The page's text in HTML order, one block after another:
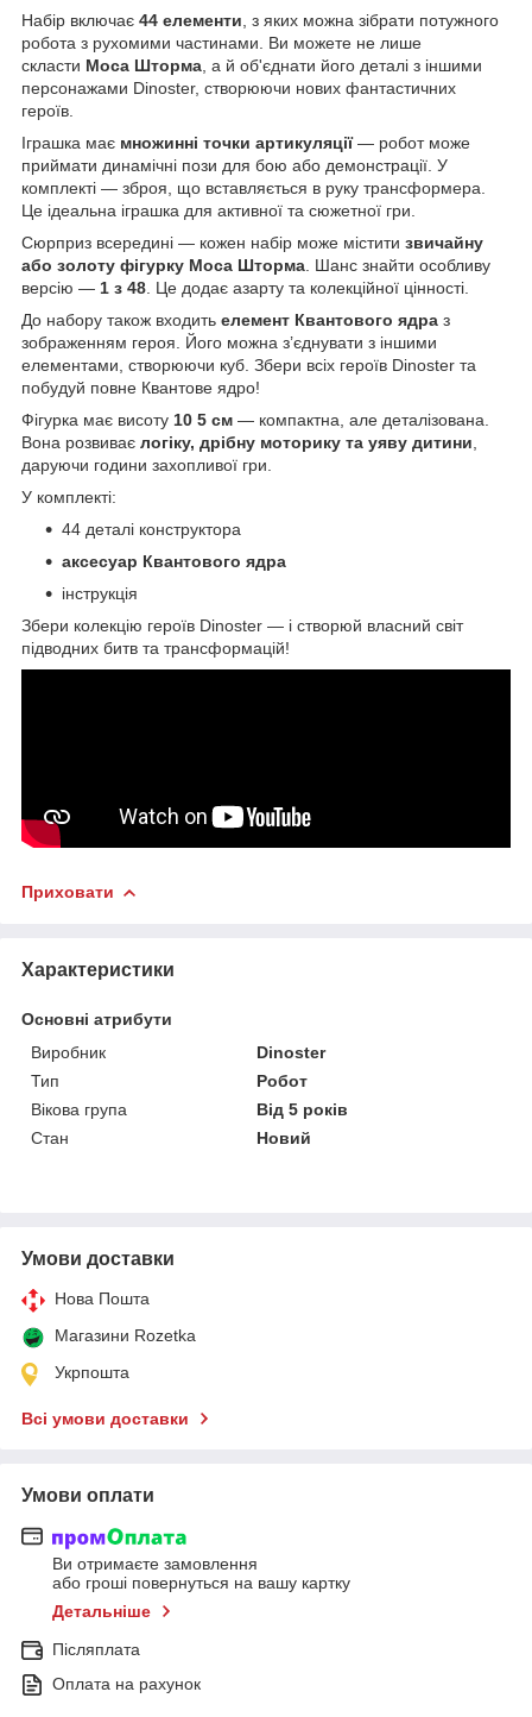
Набір включає 44 елементи , з яких можна зібрати потужного
робота з рухомими частинами. Ви можете не лише
скласти Моса Шторма , а й об'єднати його деталі з іншими
персонажами Dinoster, створюючи нових фантастичних
героїв.
Іграшка має множинні точки артикуляції— робот може
приймати динамічні пози для бою або демонстрації. У
комплекті — зброя, що вставляється в руку трансформера.
Це ідеальна іграшка для активної та сюжетної гри.
Сюрприз всередині — кожен набір може містити звичайну
або золоту фігурку Моса Шторма . Шанс знайти особливу
версію — 1 з 48 . Це додає азарту та колекційної цінності.
До набору також входить елемент Квантового ядра з
зображенням героя. Його можна з’єднувати з іншими
елементами, створюючи куб. Збери всіх героїв Dinoster та
побудуй повне Квантове ядро!
Фігурка має висоту 10 5 см — компактна, але деталізована.
Вона розвиває логіку, дрібну моторику та уяву дитини
даруючи години захопливої гри.
У комплекті:
44 деталі конструктора
аксесуар Квантового ядра
інструкція
Збери колекцію героїв Dinoster — і створюй власний світ
підводних битв та трансформацій!
Приховати
Характеристики
Основні атрибути
Виробник
Dinoster
Тип
Робот
Вікова група
Від 5 років
Стан
Новий
Умови доставки
Нова Пошта
Магазини Rozetka
Укрпошта
Всі умови доставки
Умови оплати
Ви отримаєте замовлення
або гроші повернуться на вашу картку
Детальніше
Післяплата
Оплата на рахунок